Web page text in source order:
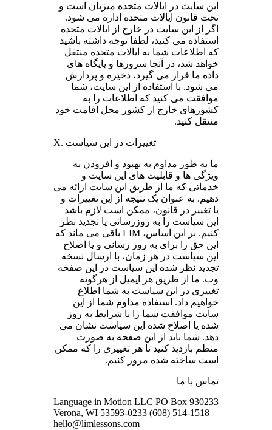
این سایت در ایالات متحده میزبان است و
تحت قانون ایالات متحده اداره می شود.
اگر از این سایت در خارج از ایالات متحده
استفاده می کنید، لطفا توجه داشته باشید
که اطلاعات شما به ایالات متحده منتقل
خواهد شد، در آنجا سرورها و پایگاه های
داده ما قرار می گیرد، ذخیره و پردازش
می شود. با استفاده از این سایت، شما
موافقت می کنید که اطلاعات را به
کشورهای خارج از کشور محل اقامت خود
منتقل کنید.
X. تغییرات در این سیاست
ما به طور مداوم به بهبود و افزودن به
ویژگی ها و قابلیت های این سایت و
خدماتی که ما از طریق این سایت ارائه می
دهیم. به عنوان یک نتیجه از این تغییرات و
یا تغییر در قانون، ممکن است لازم باشد
این سیاست را به روزرسانی یا تجدید نظر
کنیم. بر این اساس، LIM باقی می ماند که
این حق را برای به روز رسانی و یا اصلاح
این سیاست در هر زمان، با ارسال نسخه
تجدید نظر شده این سیاست در این صفحه
وب. ما از طریق هر ایمیل از هرگونه
تغییری در این سیاست به شما اطلاع
خواهیم داد. استفاده مداوم شما از این
سایت موافقت شما را با شرایط به روز
شده یا اصلاح شده این سیاست نشان می
دهد. شما باید از این صفحه به صورت
منظم بازدید کنید تا هر تغییری را که ممکن
است ساخته شده مرور کنیم.
تماس با ما
Language in Motion LLC PO Box 930233
Verona, WI 53593-0233 (608) 514-1518
hello@limlessons.com